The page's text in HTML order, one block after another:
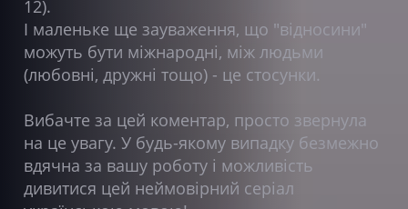
12).
І маленьке ще зауваження, що "відносини"
можуть бути міжнародні, між людьми
(любовні, дружні тощо) - це стосунки.
Вибачте за цей коментар, просто звернула
на це увагу. У будь-якому випадку безмежно
вдячна за вашу роботу і можливість
дивитися цей неймовірний серіал